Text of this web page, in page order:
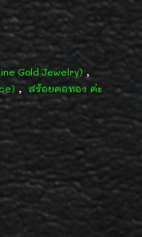
Gold Jewelry) ,
, สร้อยคอทอง ค่ะ